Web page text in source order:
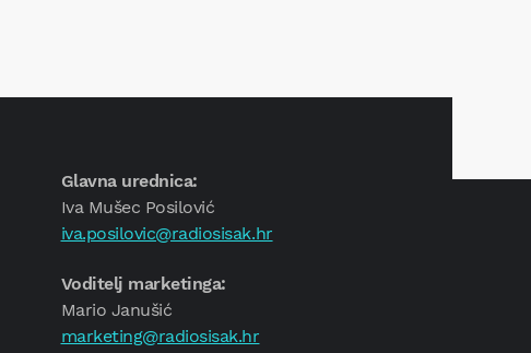
Glavna urednica:
Iva Mušec Posilović
iva.posilovic@radiosisak.hr
Voditelj marketinga:
Mario Janušić
marketing@radiosisak.hr